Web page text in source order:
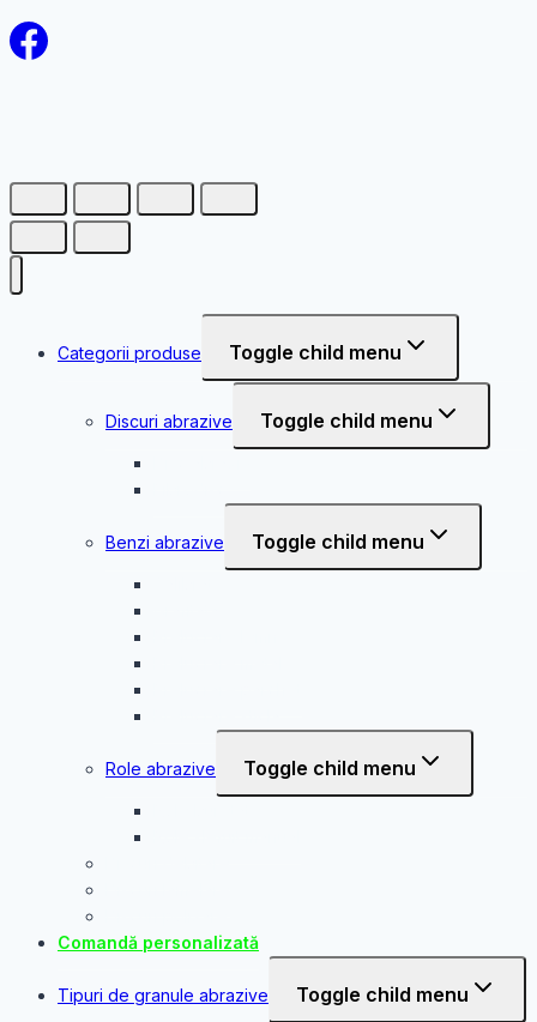
Categorii produse Toggle child menu
Discuri abrazive Toggle child menu
Benzi abrazive Toggle child menu
Role abrazive Toggle child menu
Comandă personalizată
Tipuri de granule abrazive Toggle child menu